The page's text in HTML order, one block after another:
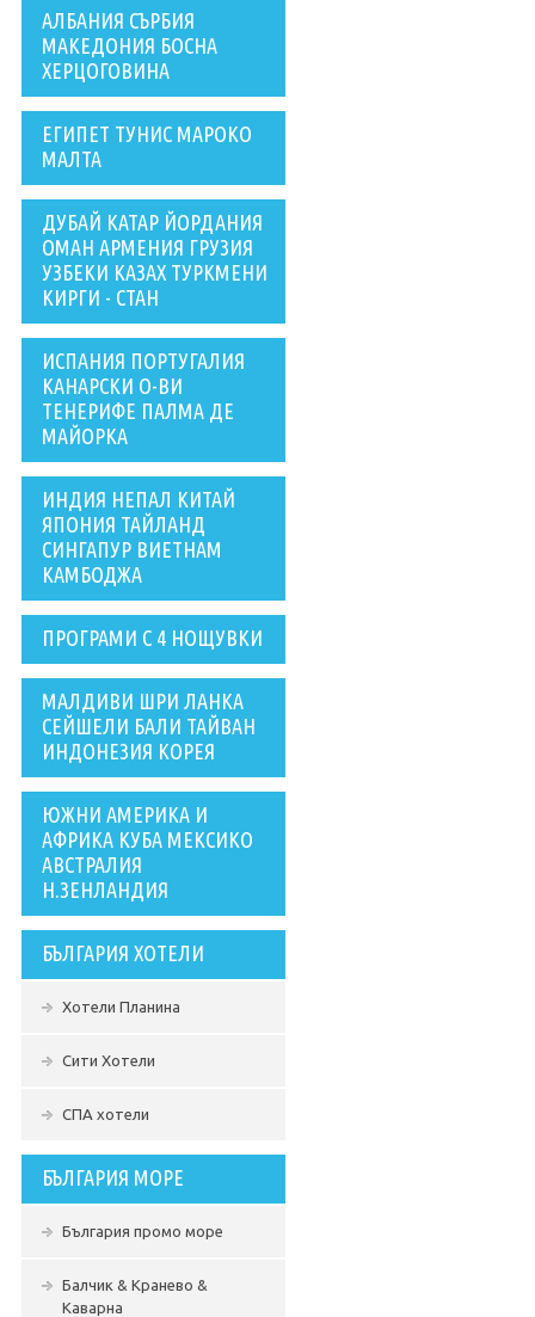
АЛБАНИЯ СЪРБИЯ
МАКЕДОНИЯ БОСНА
ХЕРЦОГОВИНА
ЕГИПЕТ ТУНИС МАРОКО
МАЛТА
ДУБАЙ КАТАР ЙОРДАНИЯ
ОМАН АРМЕНИЯ ГРУЗИЯ
УЗБЕКИ КАЗАХ ТУРКМЕНИ
КИРГИ - СТАН
ИСПАНИЯ ПОРТУГАЛИЯ
КАНАРСКИ О-ВИ
ТЕНЕРИФЕ ПАЛМА ДЕ
МАЙОРКА
ИНДИЯ НЕПАЛ КИТАЙ
ЯПОНИЯ ТАЙЛАНД
СИНГАПУР ВИЕТНАМ
КАМБОДЖА
ПРОГРАМИ С 4 НОЩУВКИ
МАЛДИВИ ШРИ ЛАНКА
СЕЙШЕЛИ БАЛИ ТАЙВАН
ИНДОНЕЗИЯ КОРЕЯ
ЮЖНИ АМЕРИКА И
АФРИКА КУБА МЕКСИКО
АВСТРАЛИЯ
Н.ЗЕНЛАНДИЯ
БЪЛГАРИЯ ХОТЕЛИ
Хотели Планина
Сити Хотели
СПА хотели
БЪЛГАРИЯ МОРЕ
България промо море
Балчик & Кранево &
Каварна